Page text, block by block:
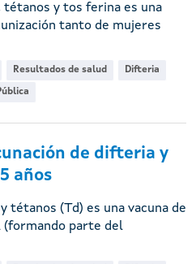
tétanos y tos ferina es una
tanto de mujeres
Resultados de salud Difteria
de difteria y
años
tétanos (Td) es una vacuna de
(formando parte del